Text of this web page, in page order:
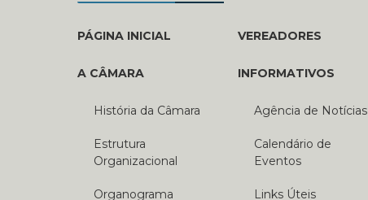
PÁGINA INICIAL
A CÂMARA
História da Câmara
Estrutura
Organizacional
Organograma
VEREADORES
INFORMATIVOS
Agência de Notícias
Calendário de
Eventos
Links Úteis